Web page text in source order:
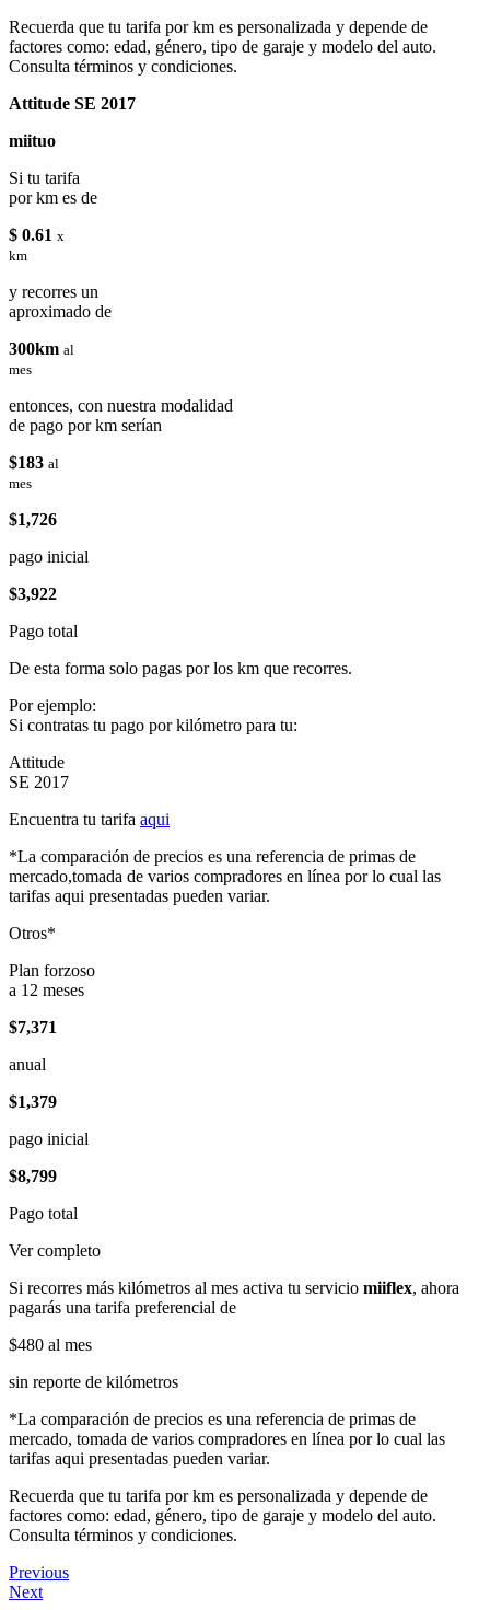
Recuerda que tu tarifa por km es personalizada y depende de
factores como: edad, género, tipo de garaje y modelo del auto.
Consulta términos y condiciones.
Attitude SE 2017
miituo
Si tu tarifa
por km es de
$ 0.61 x
km
y recorres un
aproximado de
300km al
mes
entonces, con nuestra modalidad
de pago por km serían
$183 al
mes
$1,726
pago inicial
$3,922
Pago total
De esta forma solo pagas por los km que recorres.
Por ejemplo:
Si contratas tu pago por kilómetro para tu:
Attitude
SE 2017
Encuentra tu tarifa aqui
*La comparación de precios es una referencia de primas de
mercado,tomada de varios compradores en línea por lo cual las
tarifas aqui presentadas pueden variar.
Otros*
Plan forzoso
a 12 meses
$7,371
anual
$1,379
pago inicial
$8,799
Pago total
Ver completo
Si recorres más kilómetros al mes activa tu servicio miiflex, ahora
pagarás una tarifa preferencial de
$480 al mes
sin reporte de kilómetros
*La comparación de precios es una referencia de primas de
mercado, tomada de varios compradores en línea por lo cual las
tarifas aqui presentadas pueden variar.
Recuerda que tu tarifa por km es personalizada y depende de
factores como: edad, género, tipo de garaje y modelo del auto.
Consulta términos y condiciones.
Previous
Next